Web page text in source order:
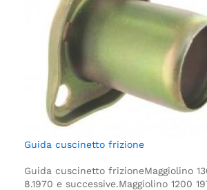
Guida cuscinetto frizione
Guida cuscinetto frizioneMaggiolino
8.1970 e successive.Maggiolino 1200